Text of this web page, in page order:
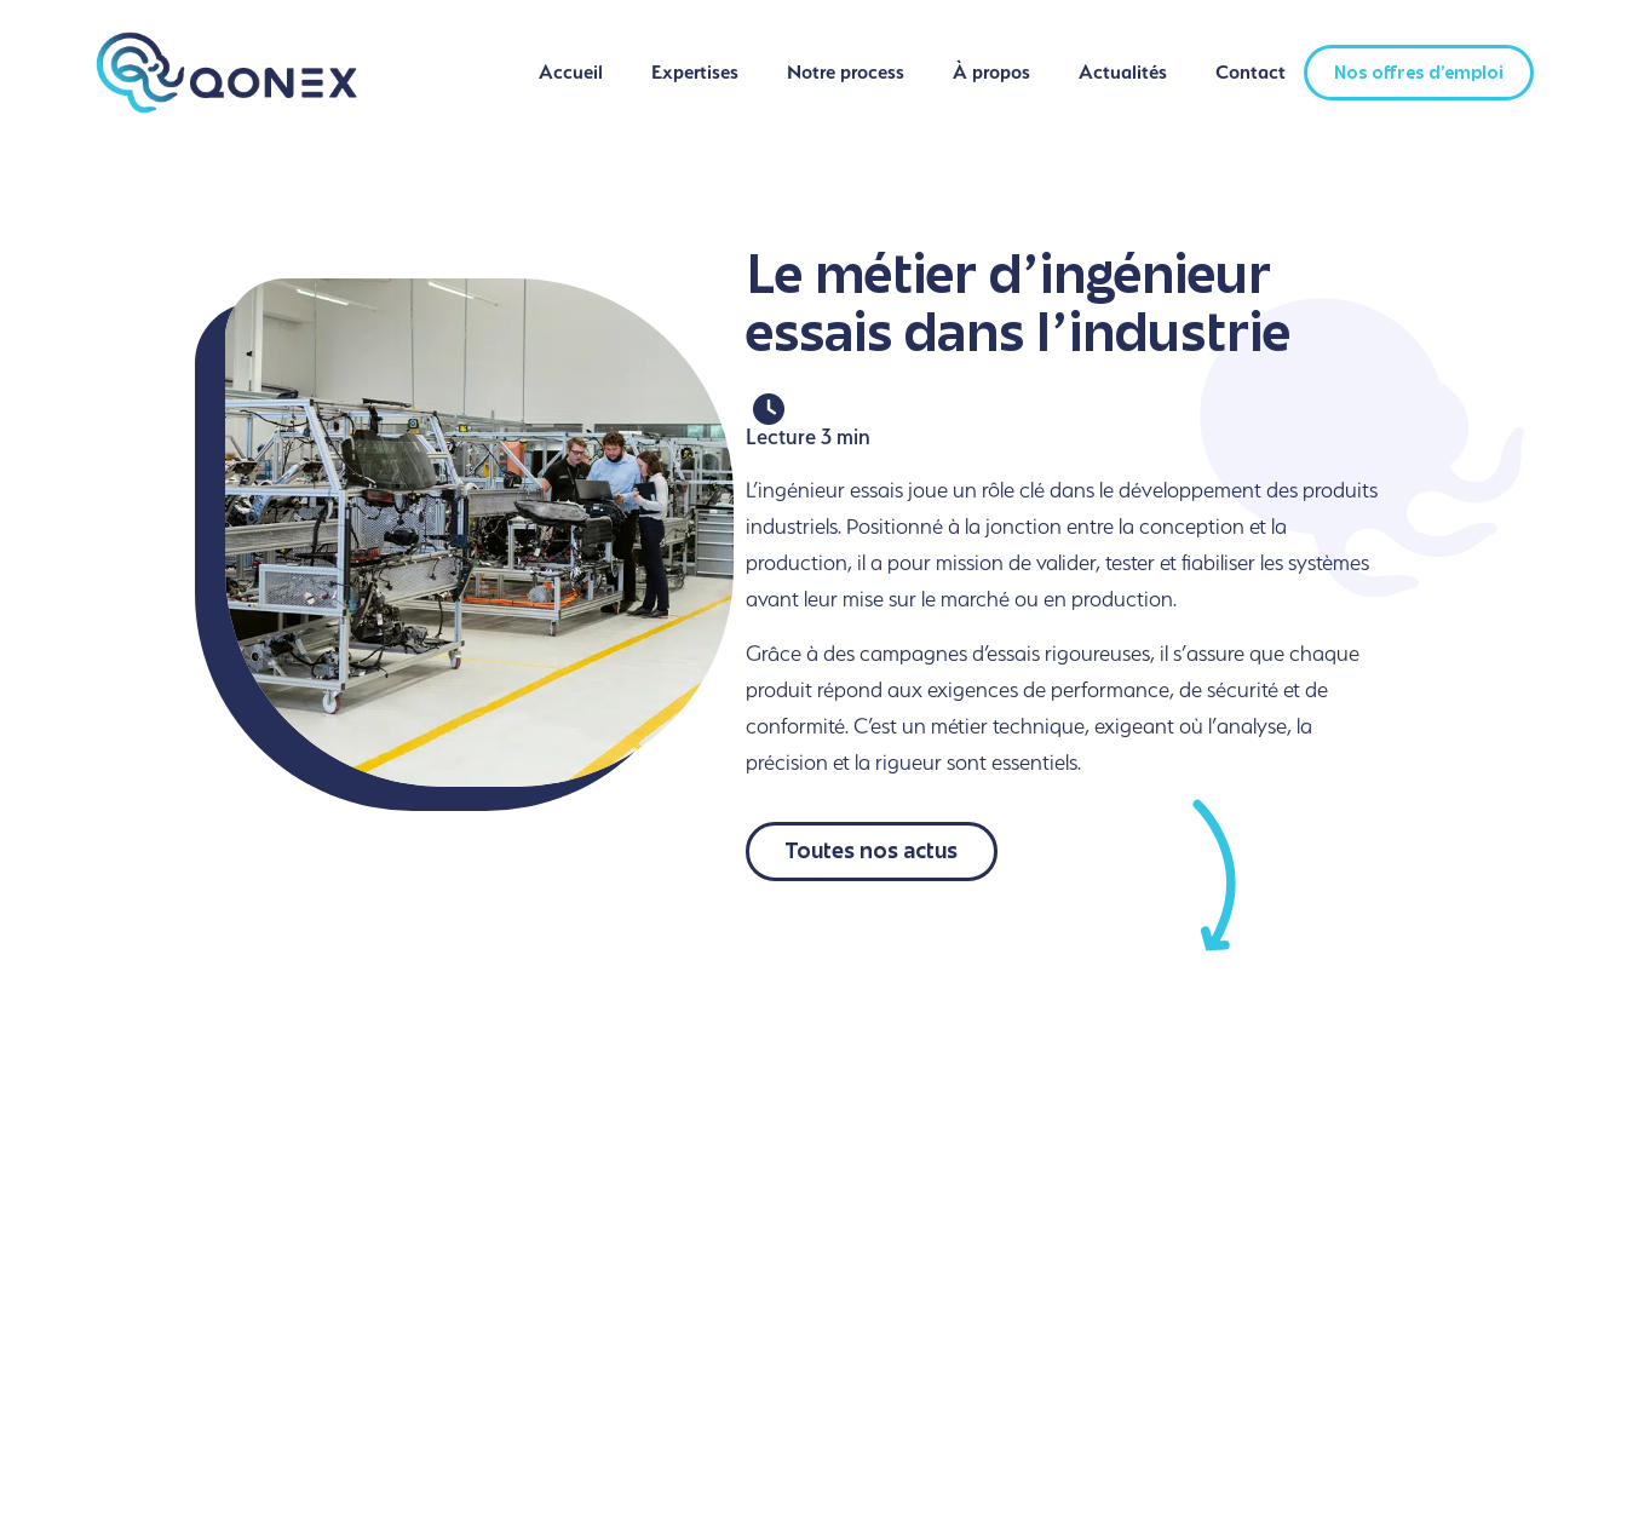
Accueil Expertises Notre process À propos Actualités Contact Nos offres d'emploi
Accueil Expertises Notre process À propos Actualités Contact Nos offres d'emploi
Le métier d'ingénieur
essais dans l'industrie
Lecture 3 min
L’ingénieuressais joue un rôle clé dans le développement des produits
industriels. Positionné à la jonction entre la conception et la
production, il a pour mission de valider, tester et fiabiliser les systèmes
avant leur mise sur le marchéou en production.
Grâce à des campagnes d’essais rigoureuses, il s’assure que chaque
produit répond aux exigences de performance, de sécurité et de
conformité. C’est un métier technique, exigeant où l’analyse, la
précision et la rigueur sont essentiels.
Toutes nos actus